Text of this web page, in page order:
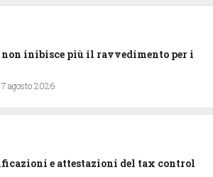
inibisce più il ravvedimento per i
7 agosto 2026
e attestazioni del tax control